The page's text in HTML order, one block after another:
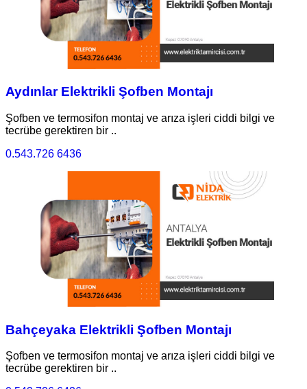
Aydınlar Elektrikli Şofben Montajı
Şofben ve termosifon montaj ve arıza işleri ciddi bilgi ve
tecrübe gerektiren bir ..
0.543.726 6436
Bahçeyaka Elektrikli Şofben Montajı
Şofben ve termosifon montaj ve arıza işleri ciddi bilgi ve
tecrübe gerektiren bir ..